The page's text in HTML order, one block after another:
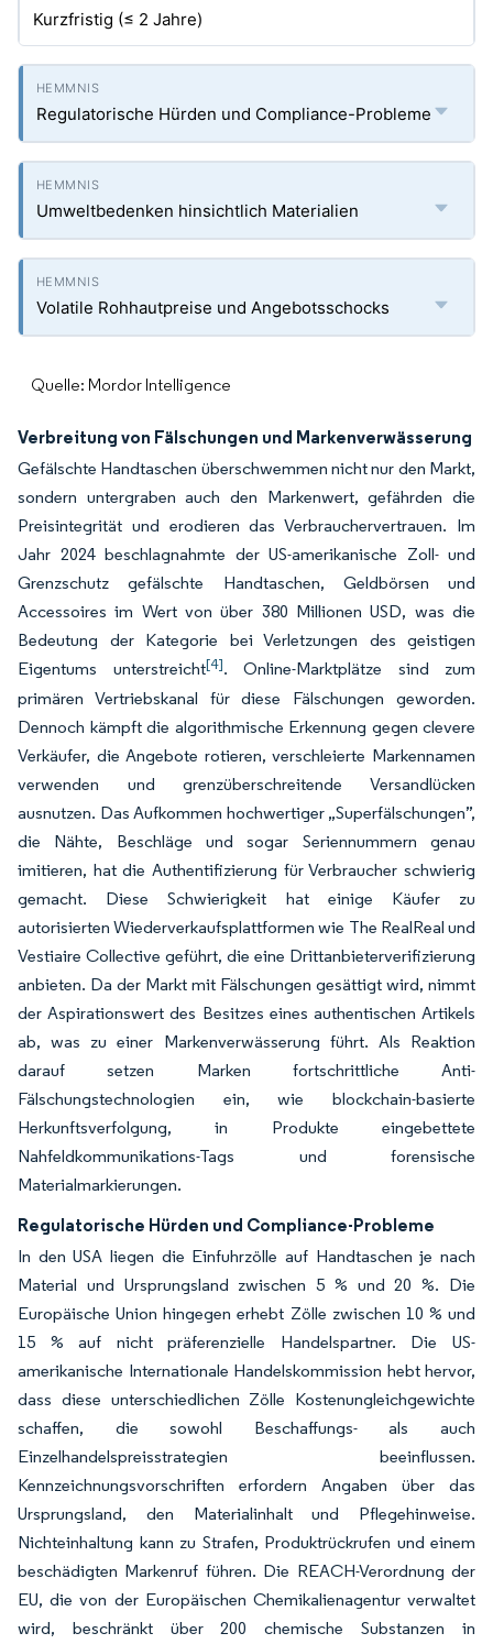
Kurzfristig (≤ 2 Jahre)
Regulatorische Hürden und Compliance-Probleme
Umweltbedenken hinsichtlich Materialien
Volatile Rohhautpreise und Angebotsschocks
Quelle: Mordor Intelligence
Verbreitung von Fälschungen und Markenverwässerung
Gefälschte Handtaschen überschwemmen nicht nur den Markt,
sondern untergraben auch den Markenwert, gefährden die
Preisintegrität und erodieren das Verbrauchervertrauen. Im
Jahr 2024 beschlagnahmte der US-amerikanische Zoll- und
Grenzschutz gefälschte Handtaschen, Geldbörsen und
Accessoires im Wert von über 380 Millionen USD, was die
Bedeutung der Kategorie bei Verletzungen des geistigen
Eigentums unterstreicht[4]. Online-Marktplätze sind zum
primären Vertriebskanal für diese Fälschungen geworden.
Dennoch kämpft die algorithmische Erkennung gegen clevere
Verkäufer, die Angebote rotieren, verschleierte Markennamen
verwenden und grenzüberschreitende Versandlücken
ausnutzen. Das Aufkommen hochwertiger „Superfälschungen”,
die Nähte, Beschläge und sogar Seriennummern genau
imitieren, hat die Authentifizierung für Verbraucher schwierig
gemacht. Diese Schwierigkeit hat einige Käufer zu
autorisierten Wiederverkaufsplattformen wie The RealReal und
Vestiaire Collective geführt, die eine Drittanbieterverifizierung
anbieten. Da der Markt mit Fälschungen gesättigt wird, nimmt
der Aspirationswert des Besitzes eines authentischen Artikels
ab, was zu einer Markenverwässerung führt. Als Reaktion
darauf setzen Marken fortschrittliche Anti-
Fälschungstechnologien ein, wie blockchain-basierte
Herkunftsverfolgung, in Produkte eingebettete
Nahfeldkommunikations-Tags und forensische
Materialmarkierungen.
Regulatorische Hürden und Compliance-Probleme
In den USA liegen die Einfuhrzölle auf Handtaschen je nach
Material und Ursprungsland zwischen 5 % und 20 %. Die
Europäische Union hingegen erhebt Zölle zwischen 10 % und
15 % auf nicht präferenzielle Handelspartner. Die US-
amerikanische Internationale Handelskommission hebt hervor,
dass diese unterschiedlichen Zölle Kostenungleichgewichte
schaffen, die sowohl Beschaffungs- als auch
Einzelhandelspreisstrategien beeinflussen.
Kennzeichnungsvorschriften erfordern Angaben über das
Ursprungsland, den Materialinhalt und Pflegehinweise.
Nichteinhaltung kann zu Strafen, Produktrückrufen und einem
beschädigten Markenruf führen. Die REACH-Verordnung der
EU, die von der Europäischen Chemikalienagentur verwaltet
wird, beschränkt über 200 chemische Substanzen in